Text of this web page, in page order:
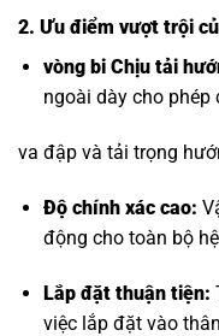
2. Ưu điểm vượt trội
vòng bi Chịu tải
ngoài dày cho
va đập và tải trọng
Độ chính xác cao:
động cho toàn bộ
Lắp đặt thuận tiện:
việc lắp đặt vào